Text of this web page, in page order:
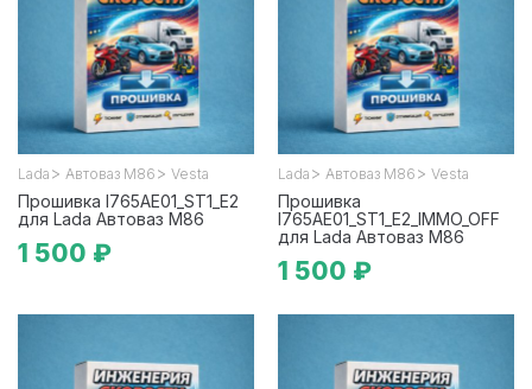
Lada > Автоваз М86 > Vesta
Прошивка I765AE01_ST1_E2
для Lada Автоваз М86
1 500 ₽
Lada > Автоваз М86 > Vesta
Прошивка
I765AE01_ST1_E2_IMMO_OFF
для Lada Автоваз М86
1 500 ₽